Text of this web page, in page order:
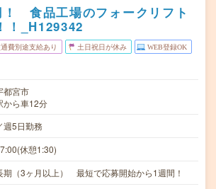
食品工場のフォークリフト
！_H129342
費別途支給あり 土日祝日が休み WEB登録OK
都宮市
から車12分
週5日勤務
休憩1:30)
期（3ヶ月以上） 最短で応募開始から1週間！